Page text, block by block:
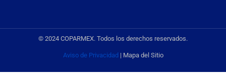
© 2024 COPARMEX. Todos los derechos reservados.
Aviso de Privacidad | Mapa del Sitio